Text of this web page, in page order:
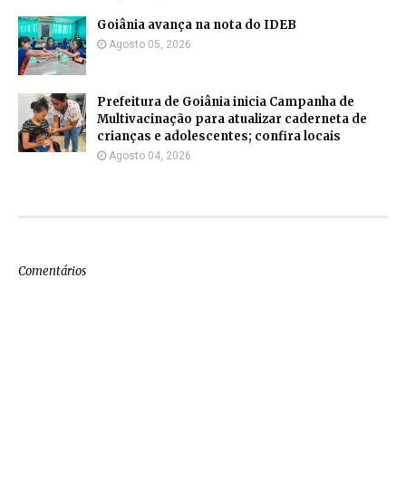
Goiânia avança na nota do IDEB
Agosto 05, 2026
Prefeitura de Goiânia inicia Campanha de
Multivacinação para atualizar caderneta de
crianças e adolescentes; confira locais
Agosto 04, 2026
Comentários